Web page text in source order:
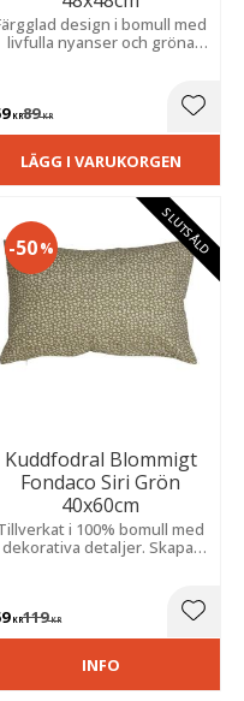
i favoriter
design i bomull med
livfulla nyanser och gröna
KR89KR
LÄGG I VARUKORGEN
i favoriter
Kuddfodral Blommigt
Fondaco Siri Grön
40x60cm
i 100% bomull med
dekorativa detaljer. Skapar
vardagsrum och sovrum.
KR119KR
50% SLUTSÅLD
INFO